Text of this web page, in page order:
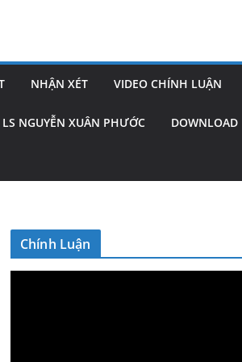
NHẬN XÉT VIDEO CHÍNH LUẬN
LS NGUYỄN XUÂN PHƯỚC DOWNLOAD
Chính Luận